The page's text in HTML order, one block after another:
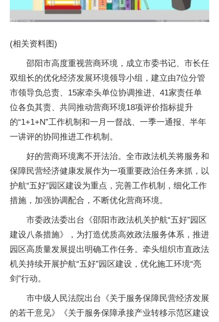
(相关资料图)
邵阳市高度重视营商环境，成立市委书记、市长任
双组长的优化经济发展环境领导小组，建立由7位分管
市领导负总责、15家牵头单位协调推进、41家责任单
位各负其责、共同推动营商环境18项评价指标提升
的“1+1+N”工作机制和一月一督战、一季一通报、半年
一讲评的协同推进工作机制。
好的营商环境离不开法治。全市政法机关将服务和
保障民营经济健康发展作为一项重要政治任务来抓，以
护航“五好”园区建设为重点，完善工作机制，细化工作
措施，加强协调配合，不断优化营商环境。
市委政法委出台《邵阳市政法机关护航“五好”园区
建设八条措施》，为打造优质高效政法服务体系，推进
园区高质量发展提出明确工作任务。牵头组织市直政法
机关持续开展护航“五好”园区建设，优化施工环境“亮
剑”行动。
市中级人民法院出台《关于服务保障民营经济发展
的若干意见》《关于服务保障承接产业转移示范区建设